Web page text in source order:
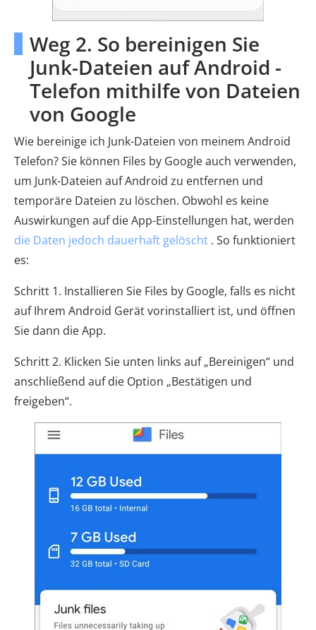
Weg 2. So bereinigen Sie
Junk-Dateien auf Android -
Telefon mithilfe von Dateien
von Google
Wie bereinige ich Junk-Dateien von meinem Android
Telefon? Sie können Files by Google auch verwenden,
um Junk-Dateien auf Android zu entfernen und
temporäre Dateien zu löschen. Obwohl es keine
Auswirkungen auf die App-Einstellungen hat, werden
die Daten jedoch dauerhaft gelöscht . So funktioniert
es:
Schritt 1. Installieren Sie Files by Google, falls es nicht
auf Ihrem Android Gerät vorinstalliert ist, und öffnen
Sie dann die App.
Schritt 2. Klicken Sie unten links auf „Bereinigen“ und
anschließend auf die Option „Bestätigen und
freigeben“.